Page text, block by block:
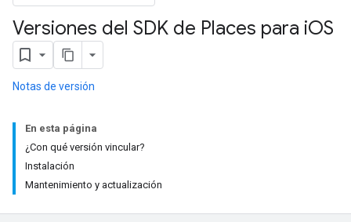
Versiones del SDK de Places para iOS
Notas de versión
En esta página
¿Con qué versión vincular?
Instalación
Mantenimiento y actualización